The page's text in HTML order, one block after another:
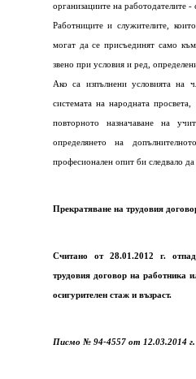
организациите на работодателите
Работниците и служителите,
могат да се присъединят само
звено при условия и ред,
Ако са изпълнени условията на
системата на народната
повторното назначаване на
определянето на
професионален опит би следвало
Прекратяване на трудовия
Считано от 28.01.2012 г.
трудовия договор на работника
осигурителен стаж и възраст.
Писмо № 94-4557 от 12.03.2014